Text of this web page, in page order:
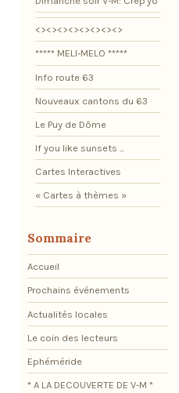
<><><><><><><><>
***** MELI-MELO *****
Info route 63
Nouveaux cantons du 63
Le Puy de Dôme
If you like sunsets ...
Cartes Interactives
« Cartes à thèmes »
Sommaire
Accueil
Prochains événements
Actualités locales
Le coin des lecteurs
Ephéméride
* A LA DECOUVERTE DE V-M *